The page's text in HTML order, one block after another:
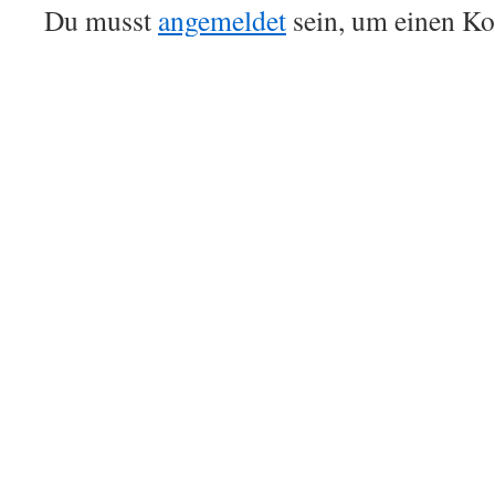
Du musst angemeldet sein, um einen